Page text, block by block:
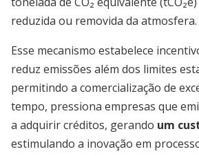
reduzida ou removida da atmosfera.
Esse mecanismo estabelece
reduz emissões além dos limites
permitindo a comercialização de
tempo, pressiona empresas que
a adquirir créditos, gerando um
estimulando a inovação em